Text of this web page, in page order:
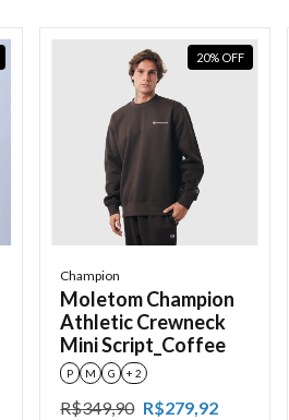
20% OFF
Champion
Moletom Champion
Athletic Crewneck
Mini Script_Coffee
P M G + 2
R$349,90 R$279,92